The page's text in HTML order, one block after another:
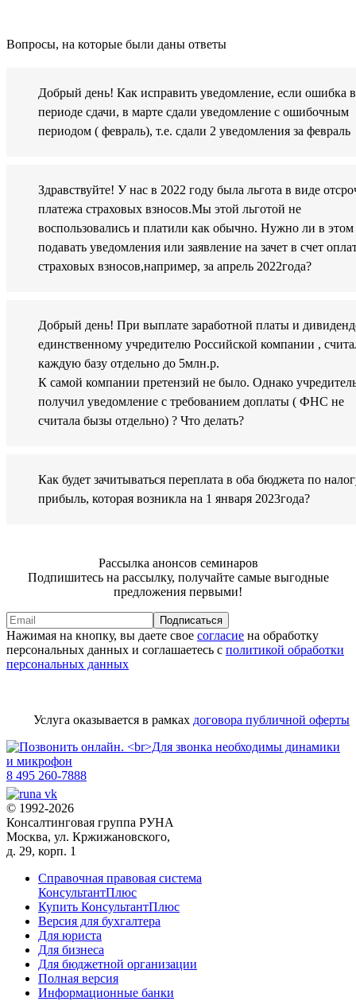
Вопросы, на которые были даны ответы
Добрый день! Как исправить уведомление, если ошибка в
периоде сдачи, в марте сдали уведомление с ошибочным
периодом ( февраль), т.е. сдали 2 уведомления за февраль
Здравствуйте! У нас в 2022 году была льгота в виде
платежа страховых взносов.Мы этой льготой не
воспользовались и платили как обычно. Нужно ли в этом
подавать уведомления или заявление на зачет в счет
страховых взносов,например, за апрель 2022года?
Добрый день! При выплате заработной платы и
единственному учредителю Российской компании ,
каждую базу отдельно до 5млн.р.
К самой компании претензий не было. Однако
получил уведомление с требованием доплаты ( ФНС не
считала бызы отдельно) ? Что делать?
Как будет зачитываться переплата в оба бюджета по
прибыль, которая возникла на 1 января 2023года?
Рассылка анонсов семинаров
Подпишитесь на рассылку, получайте самые выгодные
предложения первыми!
Подписаться
Нажимая на кнопку, вы даете свое согласие на обработку
персональных данных и соглашаетесь с политикой обработки
персональных данных
Услуга оказывается в рамках договора публичной оферты
8 495 260-7888
© 1992-2026
Консалтинговая группа РУНА
Москва, ул. Кржижановского,
д. 29, корп. 1
Справочная правовая система
КонсультантПлюс
Купить КонсультантПлюс
Версия для бухгалтера
Для юриста
Для бизнеса
Для бюджетной организации
Полная версия
Информационные банки